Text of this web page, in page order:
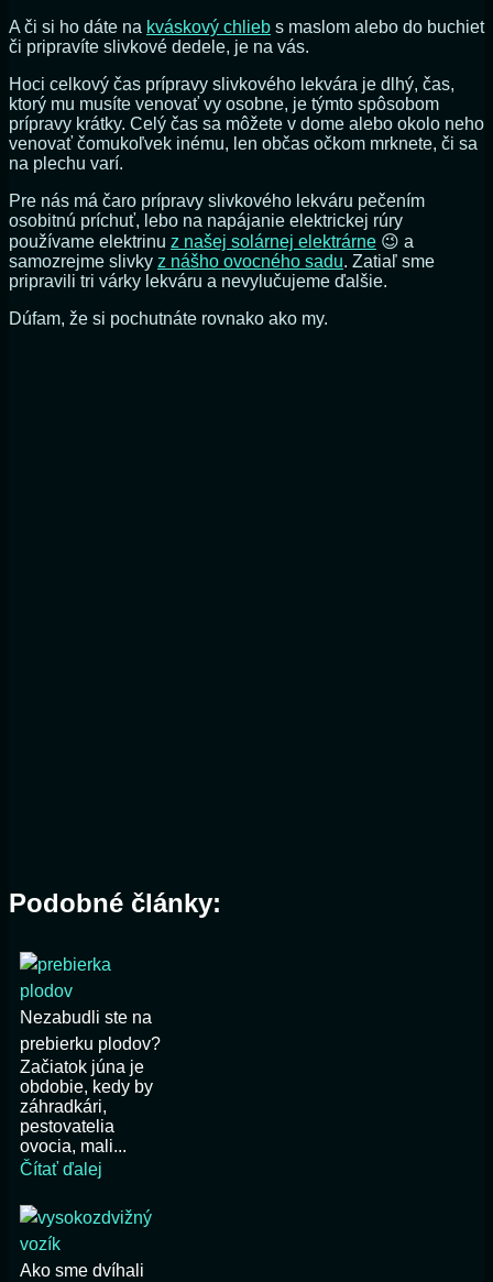
A či si ho dáte na kváskový chlieb s maslom alebo do buchiet
či pripravíte slivkové dedele, je na vás.
Hoci celkový čas prípravy slivkového lekvára je dlhý, čas,
ktorý mu musíte venovať vy osobne, je týmto spôsobom
prípravy krátky. Celý čas sa môžete v dome alebo okolo neho
venovať čomukoľvek inému, len občas očkom mrknete, či sa
na plechu varí.
Pre nás má čaro prípravy slivkového lekváru pečením
osobitnú príchuť, lebo na napájanie elektrickej rúry
používame elektrinu z našej solárnej elektrárne 😉 a
samozrejme slivky z nášho ovocného sadu. Zatiaľ sme
pripravili tri várky lekváru a nevylučujeme ďalšie.
Dúfam, že si pochutnáte rovnako ako my.
Podobné články:
Nezabudli ste na
prebierku plodov?
Začiatok júna je
obdobie, kedy by
záhradkári,
pestovatelia
ovocia, mali...
Čítať ďalej
Ako sme dvíhali